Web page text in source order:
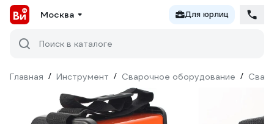
Москва Для юрлиц
Поиск в каталоге
Главная / Инструмент / Сварочное оборудование /